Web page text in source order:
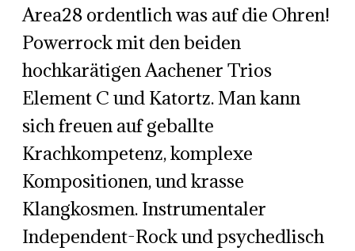
Area28 ordentlich was auf die Ohren!
Powerrock mit den beiden
hochkarätigen Aachener Trios
Element C und Katortz. Man kann
sich freuen auf geballte
Krachkompetenz, komplexe
Kompositionen, und krasse
Klangkosmen. Instrumentaler
Independent-Rock und psychedlisch